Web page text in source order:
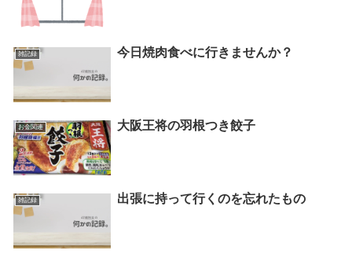
雑記録 今日焼肉食べに行きませんか？
お金関連 大阪王将の羽根つき餃子
雑記録 出張に持って行くのを忘れたもの